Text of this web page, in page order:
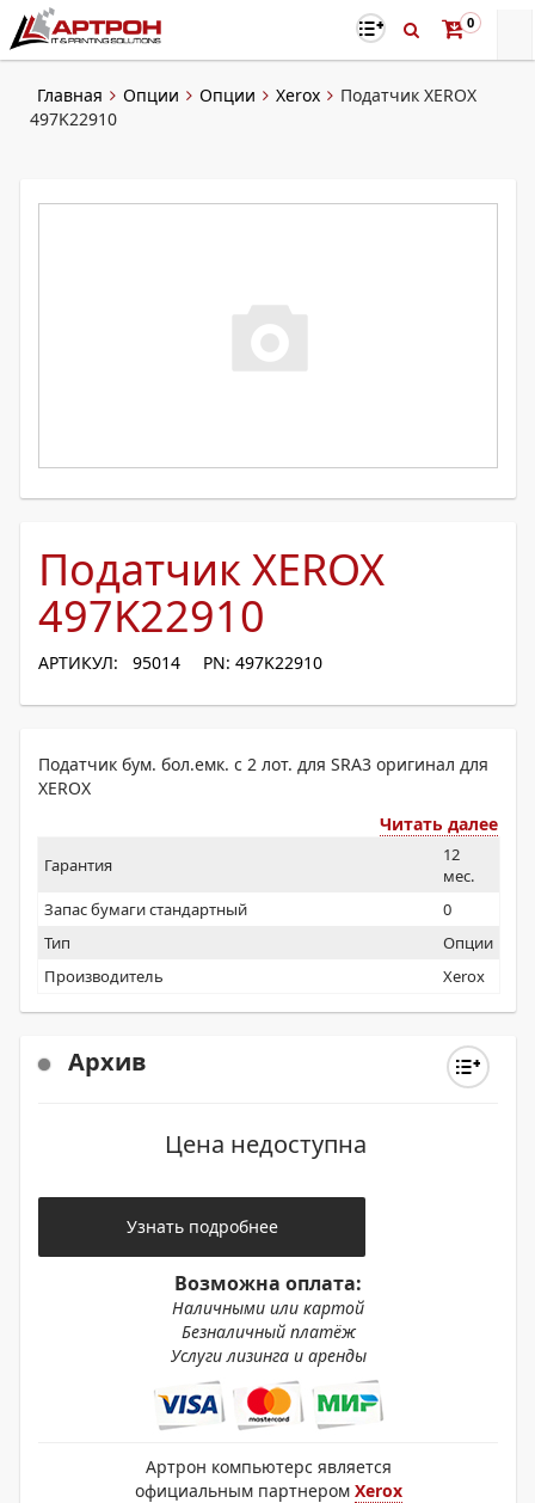
0
Главная Опции Опции Xerox
Податчик XEROX
497K22910
Податчик XEROX
497K22910
АРТИКУЛ: 95014 PN: 497K22910
Податчик бум. бол.емк. с 2 лот. для SRA3 оригинал для
XEROX
Читать далее
Гарантия
12
мес.
Запас бумаги стандартный
0
Тип
Опции
Производитель
Xerox
Архив
Цена недоступна
Узнать подробнее
Возможна оплата:
Наличными или картой
Безналичный платёж
Услуги лизинга и аренды
Артрон компьютерс является
официальным партнером Xerox